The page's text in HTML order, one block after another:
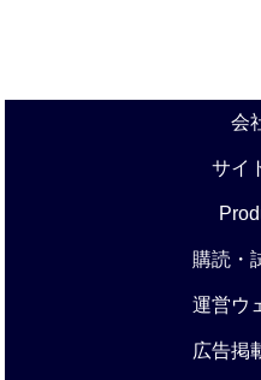
会
サイ
購読・
運営ウ
広告掲